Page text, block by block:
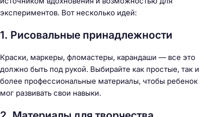
экспериментов. Вот несколько идей:
1. Рисовальные принадлежности
Краски, маркеры, фломастеры, карандаши — все это
должно быть под рукой. Выбирайте как простые, так и
более профессиональные материалы, чтобы ребенок
мог развивать свои навыки.